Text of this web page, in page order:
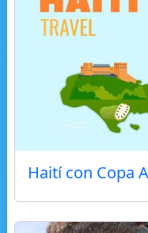
Haití con Copa